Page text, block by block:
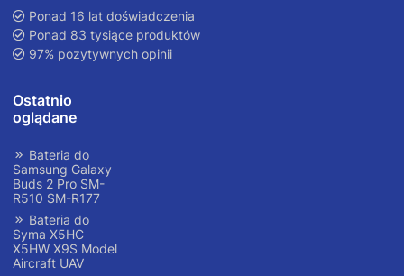
Ponad 16 lat doświadczenia
Ponad 83 tysiące produktów
97% pozytywnych opinii
Ostatnio
oglądane
Bateria do
Samsung Galaxy
Buds 2 Pro SM-
R510 SM-R177
Bateria do
Syma X5HC
X5HW X9S Model
Aircraft UAV